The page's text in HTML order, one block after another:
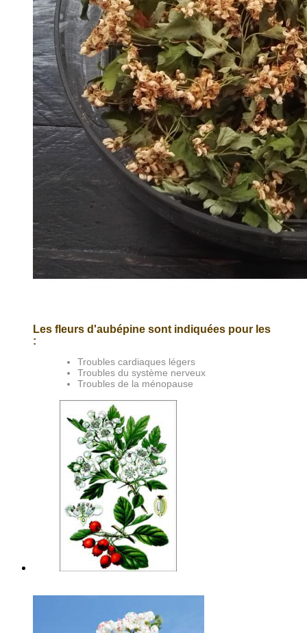
Les fleurs d'aubépine sont indiquées pour les
:
Troubles cardiaques légers
Troubles du système nerveux
Troubles de la ménopause